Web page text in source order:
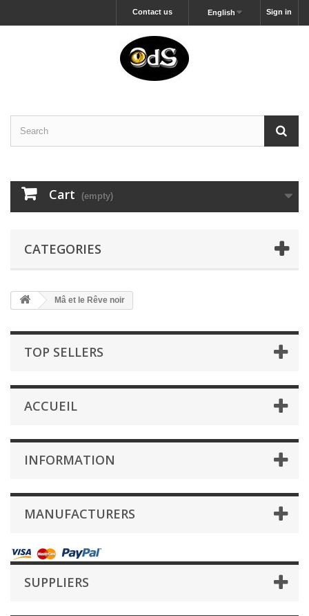
Sign in
English
Contact us
Cart (empty)
CATEGORIES
Mâ et le Rêve noir
TOP SELLERS
ACCUEIL
INFORMATION
MANUFACTURERS
SUPPLIERS